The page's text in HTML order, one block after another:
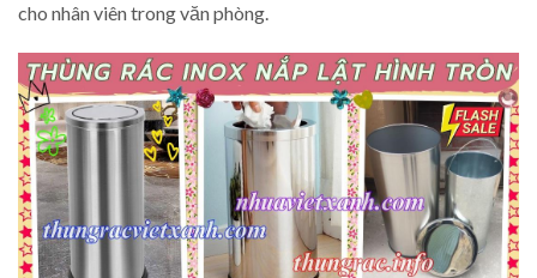
cho nhân viên trong văn phòng.